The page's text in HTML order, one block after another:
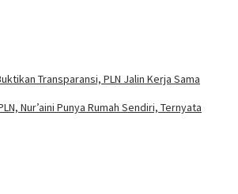
Transparansi, PLN Jalin Kerja Sama
Nur’aini Punya Rumah Sendiri, Ternyata